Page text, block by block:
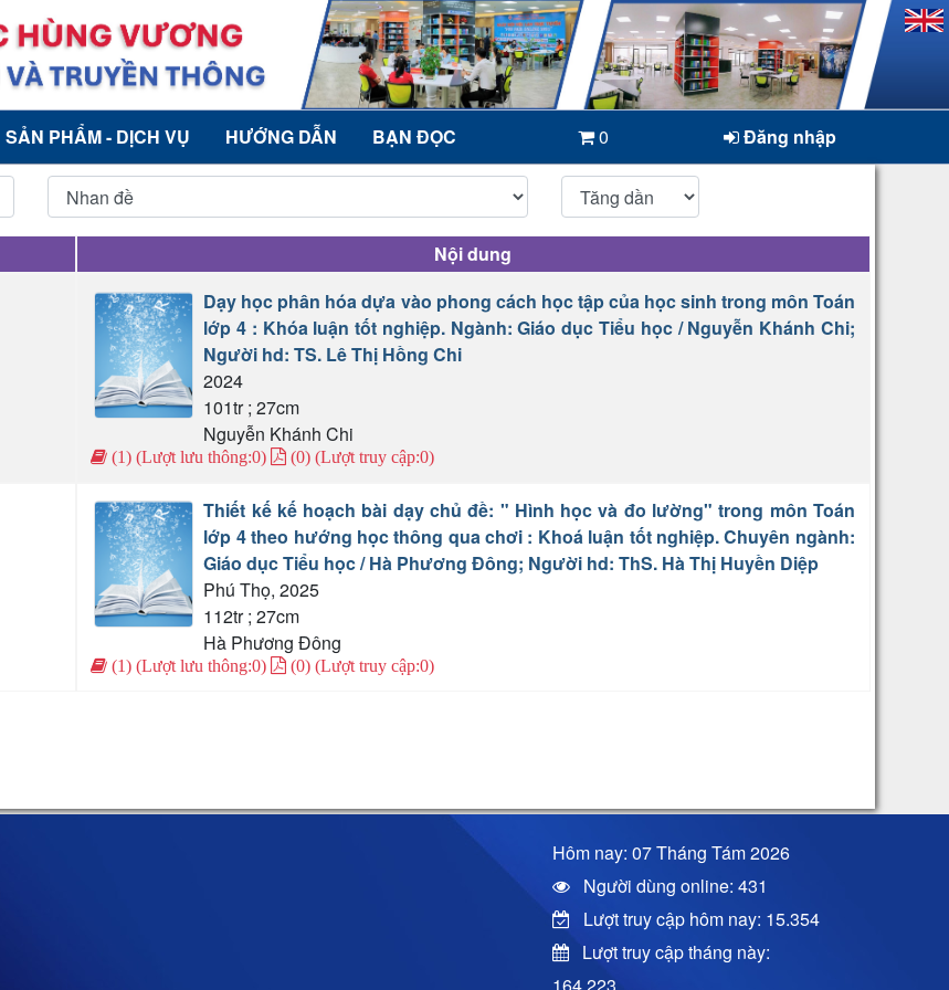
SẢN PHẨM - DỊCH VỤ HƯỚNG DẪN BẠN ĐỌC 0 Đăng nhập
Nội dung
Dạy học phân hóa dựa vào phong cách học tập của học sinh trong môn Toán
lớp 4 : Khóa luận tốt nghiệp. Ngành: Giáo dục Tiểu học / Nguyễn Khánh Chi;
Người hd: TS. Lê Thị Hồng Chi
2024
101tr ; 27cm
Nguyễn Khánh Chi
(1) (Lượt lưu thông:0) (0) (Lượt truy cập:0)
Thiết kế kế hoạch bài dạy chủ đề: " Hình học và đo lường" trong môn Toán
lớp 4 theo hướng học thông qua chơi : Khoá luận tốt nghiệp. Chuyên ngành:
Giáo dục Tiểu học / Hà Phương Đông; Người hd: ThS. Hà Thị Huyền Diệp
Phú Thọ, 2025
112tr ; 27cm
Hà Phương Đông
(1) (Lượt lưu thông:0) (0) (Lượt truy cập:0)
Hôm nay: 07 Tháng Tám 2026
Người dùng online: 431
Lượt truy cập hôm nay: 15.354
Lượt truy cập tháng này: